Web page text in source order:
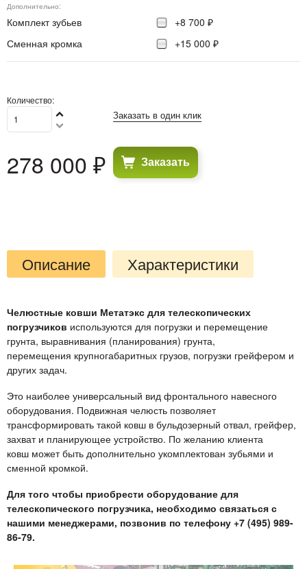
Дополнительно:
Комплект зубьев
+8 700 ₽
Сменная кромка
+15 000 ₽
Количество:
278 000 ₽
Заказать в один клик
Заказать
Описание Характеристики
Челюстные ковши Метатэкс для телескопических
погрузчиков используются для погрузки и перемещение
грунта, выравнивания (планирования) грунта,
перемещения крупногабаритных грузов, погрузки грейфером и
других задач.
Это наиболее универсальный вид фронтального навесного
оборудования. Подвижная челюсть позволяет
трансформировать такой ковш в бульдозерный отвал, грейфер,
захват и планирующее устройство. По желанию клиента
ковш может быть дополнительно укомплектован зубьями и
сменной кромкой.
Для того чтобы приобрести оборудование для
телескопического погрузчика, необходимо связаться с
нашими менеджерами, позвонив по телефону +7 (495) 989-
86-79.